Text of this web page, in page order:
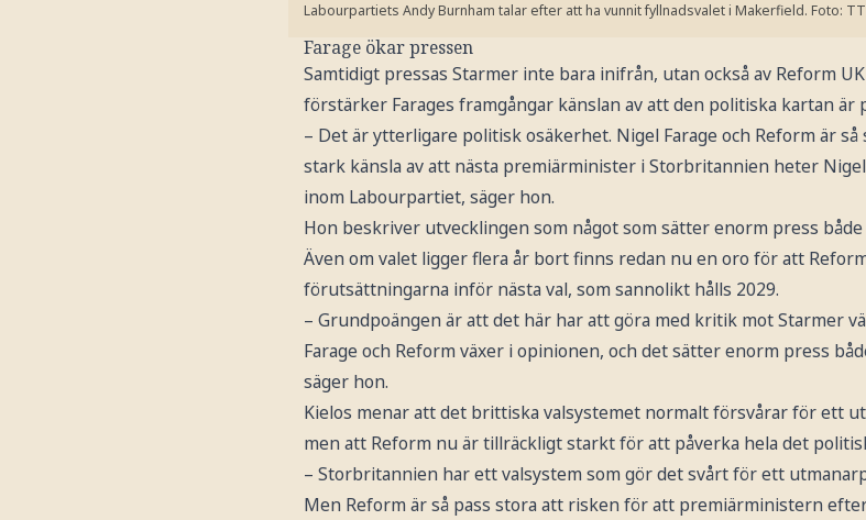
Labourpartiets Andy Burnham talar efter att ha vunnit fyllnadsvalet i Makerfield. Foto:
Farage ökar pressen
Samtidigt pressas Starmer inte bara inifrån, utan också av Reform
förstärker Farages framgångar känslan av att den politiska kartan är
– Det är ytterligare politisk osäkerhet. Nigel Farage och Reform är
stark känsla av att nästa premiärminister i Storbritannien heter
inom Labourpartiet, säger hon.
Hon beskriver utvecklingen som något som sätter enorm press
Även om valet ligger flera år bort finns redan nu en oro för att
förutsättningarna inför nästa val, som sannolikt hålls 2029.
– Grundpoängen är att det här har att göra med kritik mot Starmer
Farage och Reform växer i opinionen, och det sätter enorm press
säger hon.
Kielos menar att det brittiska valsystemet normalt försvårar för ett
men att Reform nu är tillräckligt starkt för att påverka hela det
– Storbritannien har ett valsystem som gör det svårt för ett
Men Reform är så pass stora att risken för att premiärministern